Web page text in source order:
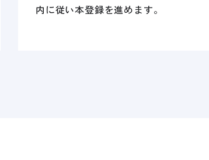
内に従い本登録を進めます。